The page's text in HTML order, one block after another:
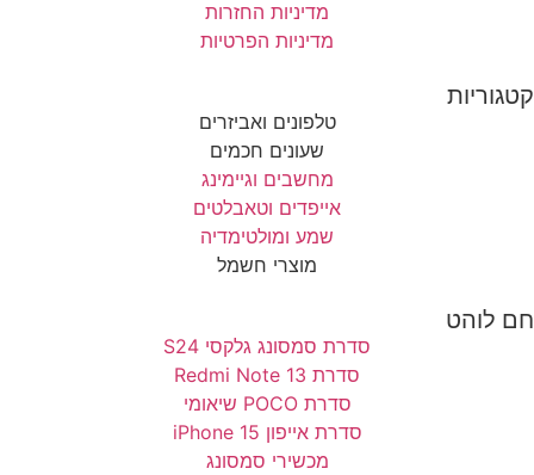
מדיניות החזרות
מדיניות הפרטיות
קטגוריות
טלפונים ואביזרים
שעונים חכמים
מחשבים וגיימינג
אייפדים וטאבלטים
שמע ומולטימדיה
מוצרי חשמל
חם לוהט
סדרת סמסונג גלקסי S24
סדרת Redmi Note 13
סדרת POCO שיאומי
סדרת אייפון 15 iPhone
מכשירי סמסונג